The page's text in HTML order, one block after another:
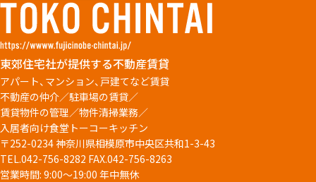
東郊住宅社が提供する不動産賃貸
アパート、マンション、戸建てなど賃貸
不動産の仲介／駐車場の賃貸／
賃貸物件の管理／物件清掃業務／
入居者向け食堂トーコーキッチン
〒252-0234 神奈川県相模原市中央区共和1-3-43
TEL.042-756-8282 FAX.042-756-8263
営業時間: 9:00～19:00 年中無休